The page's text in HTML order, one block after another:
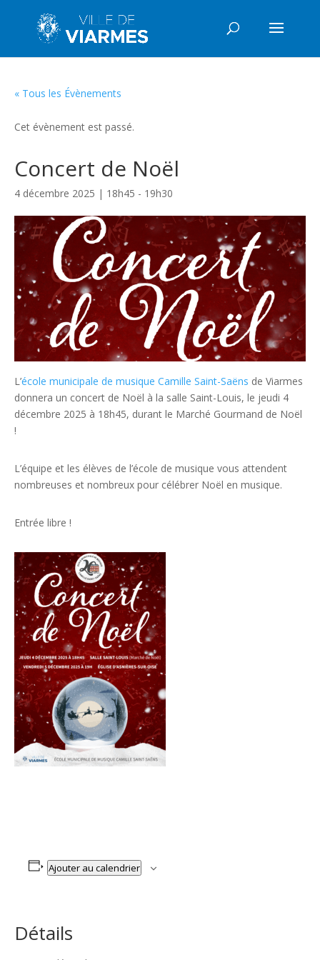
« Tous les Évènements
Cet évènement est passé.
Concert de Noël
4 décembre 2025 | 18h45 - 19h30
L’école municipale de musique Camille Saint-Saëns de Viarmes
donnera un concert de Noël à la salle Saint-Louis, le jeudi 4
décembre 2025 à 18h45, durant le Marché Gourmand de Noël
!
L’équipe et les élèves de l’école de musique vous attendent
nombreuses et nombreux pour célébrer Noël en musique.
Entrée libre !
Ajouter au calendrier
Détails